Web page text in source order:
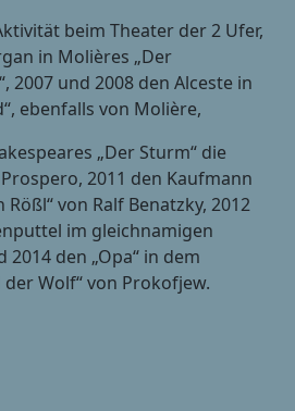
beim Theater der 2 Ufer,
in Molières „Der
2007 und 2008 den Alceste in
ebenfalls von Molière,
„Der Sturm“ die
2011 den Kaufmann
Rößl“ von Ralf Benatzky, 2012
im gleichnamigen
den „Opa“ in dem
Wolf“ von Prokofjew.